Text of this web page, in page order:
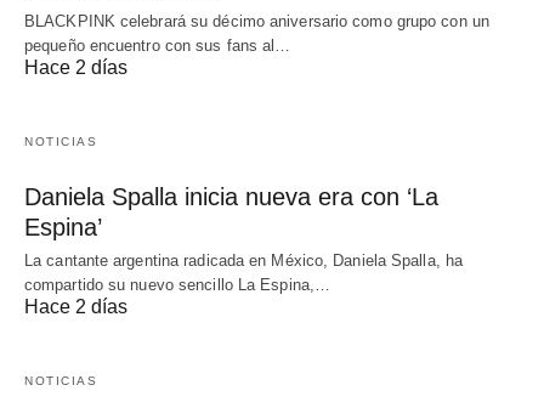
BLACKPINK celebrará su décimo aniversario como grupo con un
pequeño encuentro con sus fans al…
Hace 2 días
NOTICIAS
Daniela Spalla inicia nueva era con ‘La
Espina’
La cantante argentina radicada en México, Daniela Spalla, ha
compartido su nuevo sencillo La Espina,…
Hace 2 días
NOTICIAS